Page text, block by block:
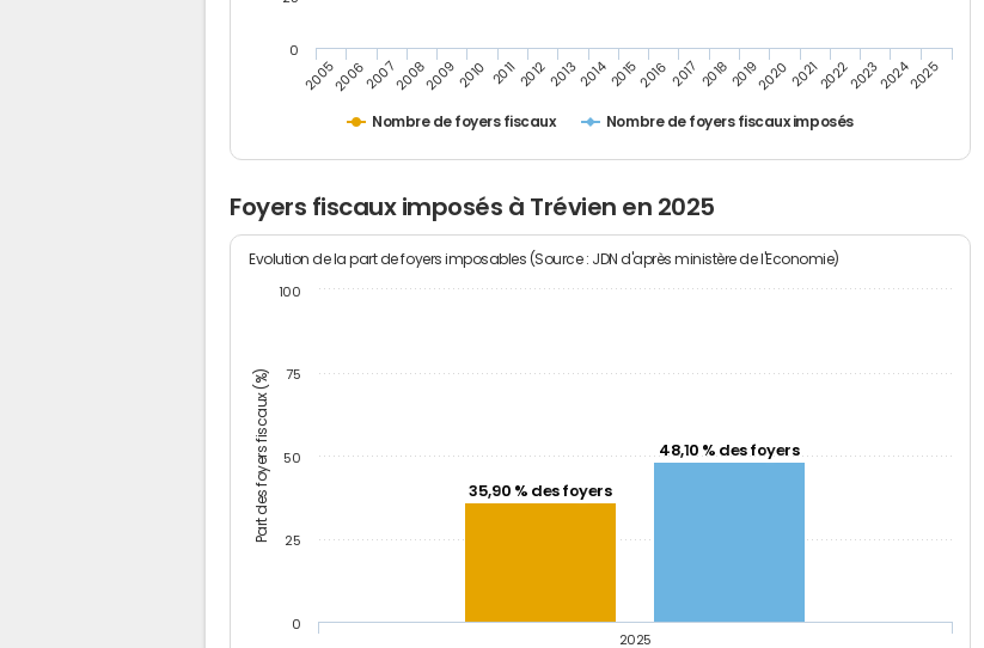
Nombre de foyers fiscaux Nombre de foyers fiscaux imposés
200520062007200820092010 201120122013201420152016 2017 20182019202020212022202320242025
0
Foyers fiscaux imposés à Trévien en 2025
Part des foyers fiscaux (%)
Evolution de la part de foyers imposables (Source : JDN d'après ministère de l'Economie)
35,90 % des foyers
48,10 % des foyers
2025
0
25
50
75
100